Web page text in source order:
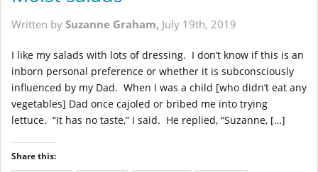
Written by Suzanne Graham, July 19th, 2019
I like my salads with lots of dressing. I don’t know if this is an
inborn personal preference or whether it is subconsciously
influenced by my Dad. When I was a child [who didn’t eat any
vegetables] Dad once cajoled or bribed me into trying
lettuce. “It has no taste,” I said. He replied, “Suzanne, […]
Share this: